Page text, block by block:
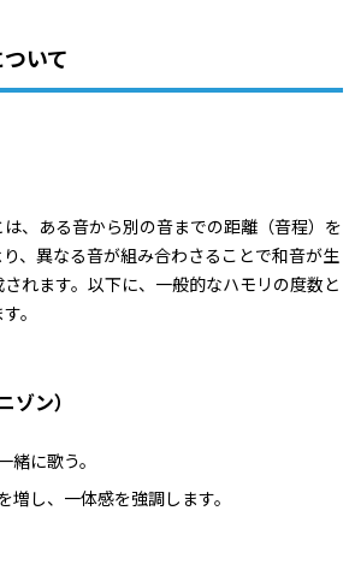
いて
、ある音から別の音までの距離（音程）を
、異なる音が組み合わさることで和音が生
れます。以下に、一般的なハモリの度数と
。
ゾン）
緒に歌う。
増し、一体感を強調します。